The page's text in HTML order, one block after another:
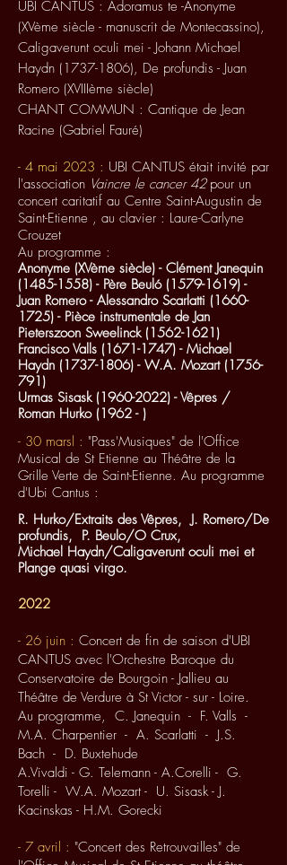
UBI CANTUS : Adoramus te -Anonyme
(XVème siècle - manuscrit de Montecassino),
Caligaverunt oculi mei - Johann Michael
Haydn (1737-1806), De profundis - Juan
Romero (XVIIIème siècle)
CHANT COMMUN : Cantique de Jean
Racine (Gabriel Fauré)
- 4 mai 2023 : UBI CANTUS était invité par
l'association Vaincre le cancer 42 pour un
concert caritatif au Centre Saint-Augustin de
Saint-Etienne , au clavier : Laure-Carlyne
Crouzet
Au programme :
Anonyme (XVème siècle) - Clément Janequin
(1485-1558) - Père Beuló (1579-1619) -
Juan Romero - Alessandro Scarlatti (1660-
1725) - Pièce instrumentale de Jan
Pieterszoon Sweelinck (1562-1621)
Francisco Valls (1671-1747) - Michael
Haydn (1737-1806) - W.A. Mozart (1756-
791)
Urmas Sisask (1960-2022) - Vêpres /
Roman Hurko (1962 - )
- 30 marsl : "Pass'Musiques" de l'Office
Musical de St Etienne au Théâtre de la
Grille Verte de Saint-Etienne. Au programme
d'Ubi Cantus :
R. Hurko/Extraits des Vêpres, J. Romero/De
profundis, P. Beulo/O Crux,
Michael Haydn/Caligaverunt oculi mei et
Plange quasi virgo.
2022
- 26 juin : Concert de fin de saison d'UBI
CANTUS avec l'Orchestre Baroque du
Conservatoire de Bourgoin - Jallieu au
Théâtre de Verdure à St Victor - sur - Loire.
Au programme, C. Janequin - F. Valls -
M.A. Charpentier - A. Scarlatti -J.S.
Bach - D. Buxtehude
A.Vivaldi - G. Telemann - A.Corelli - G.
Torelli - W.A. Mozart - U. Sisask - J.
Kacinskas - H.M. Gorecki
- 7 avril : "Concert des Retrouvailles" de